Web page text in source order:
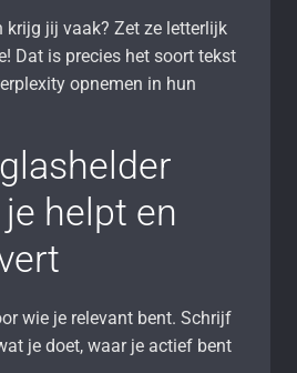
krijg jij vaak? Zet ze letterlijk
Dat is precies het soort tekst
opnemen in hun
helpt en
wie je relevant bent. Schrijf
je doet, waar je actief bent